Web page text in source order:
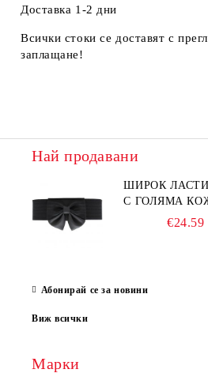
Доставка 1-2 дни
Всички стоки се доставят с
заплащане!
Най продавани
ШИРОК
С ГОЛЯМА
€24.59
Абонирай се за новини
Виж всички
Марки